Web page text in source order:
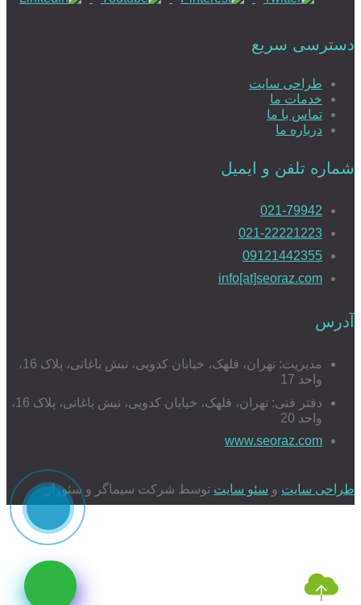
دسترسی سریع
طراحی سایت
خدمات ما
تماس با ما
درباره ما
شماره تلفن و ایمیل
021-79942
021-22221223
09121442355
info[at]seoraz.com
آدرس
مدیریت: تهران، قلهک، خیابان کدویی، نبش باغانی، پلاک 16،
واحد 17
دفتر فنی: تهران، قلهک، خیابان کدویی، نبش باغانی، پلاک 16،
واحد 20
www.seoraz.com
طراحی سایت و سئو سایت توسط شرکت سیماگر و سئوراز